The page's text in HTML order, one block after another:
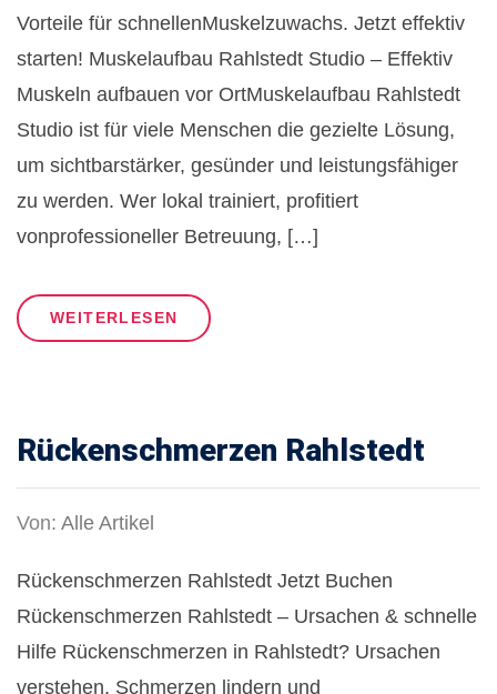
Vorteile für schnellenMuskelzuwachs. Jetzt effektiv
starten! Muskelaufbau Rahlstedt Studio – Effektiv
Muskeln aufbauen vor OrtMuskelaufbau Rahlstedt
Studio ist für viele Menschen die gezielte Lösung,
um sichtbarstärker, gesünder und leistungsfähiger
zu werden. Wer lokal trainiert, profitiert
vonprofessioneller Betreuung, […]
WEITERLESEN
Rückenschmerzen Rahlstedt
Von: Alle Artikel
Rückenschmerzen Rahlstedt Jetzt Buchen
Rückenschmerzen Rahlstedt – Ursachen & schnelle
Hilfe Rückenschmerzen in Rahlstedt? Ursachen
verstehen, Schmerzen lindern und